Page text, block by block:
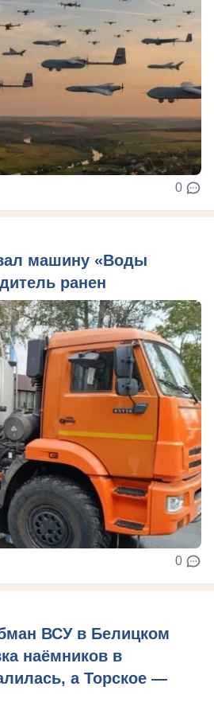
0
машину «Воды
ранен
0
ВСУ в Белицком
наёмников в
а Торское —